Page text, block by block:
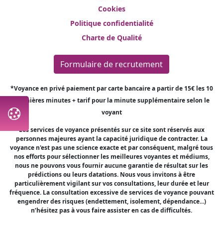
Cookies
Politique confidentialité
Charte de Qualité
Formulaire de recrutement
*Voyance en privé paiement par carte bancaire a partir de 15€ les 10
premières minutes + tarif pour la minute supplémentaire selon le
voyant
Les services de voyance présentés sur ce site sont réservés aux
personnes majeures ayant la capacité juridique de contracter. La
voyance n'est pas une science exacte et par conséquent, malgré tous
nos efforts pour sélectionner les meilleures voyantes et médiums,
nous ne pouvons vous fournir aucune garantie de résultat sur les
prédictions ou leurs datations. Nous vous invitons à être
particulièrement vigilant sur vos consultations, leur durée et leur
fréquence. La consultation excessive de services de voyance pouvant
engendrer des risques (endettement, isolement, dépendance...)
n’hésitez pas à vous faire assister en cas de difficultés.